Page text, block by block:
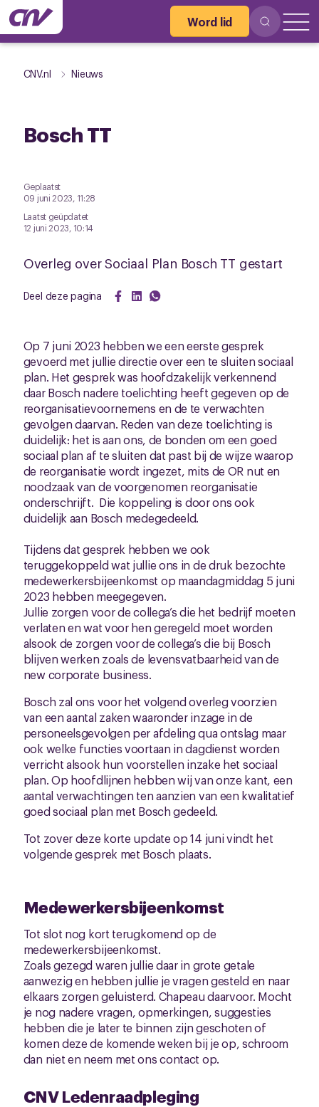
Word lid
CNV.nl Nieuws
Bosch TT
Geplaatst
09 juni 2023, 11:28
Laatst geüpdatet
12 juni 2023, 10:14
Overleg over Sociaal Plan Bosch TT gestart
Deel deze pagina
Op 7 juni 2023 hebben we een eerste gesprek
gevoerd met jullie directie over een te sluiten sociaal
plan. Het gesprek was hoofdzakelijk verkennend
daar Bosch nadere toelichting heeft gegeven op de
reorganisatievoornemens en de te verwachten
gevolgen daarvan. Reden van deze toelichting is
duidelijk: het is aan ons, de bonden om een goed
sociaal plan af te sluiten dat past bij de wijze waarop
de reorganisatie wordt ingezet, mits de OR nut en
noodzaak van de voorgenomen reorganisatie
onderschrijft. Die koppeling is door ons ook
duidelijk aan Bosch medegedeeld.
Tijdens dat gesprek hebben we ook
teruggekoppeld wat jullie ons in de druk bezochte
medewerkersbijeenkomst op maandagmiddag 5 juni
2023 hebben meegegeven.
Jullie zorgen voor de collega’s die het bedrijf moeten
verlaten en wat voor hen geregeld moet worden
alsook de zorgen voor de collega’s die bij Bosch
blijven werken zoals de levensvatbaarheid van de
new corporate business.
Bosch zal ons voor het volgend overleg voorzien
van een aantal zaken waaronder inzage in de
personeelsgevolgen per afdeling qua ontslag maar
ook welke functies voortaan in dagdienst worden
verricht alsook hun voorstellen inzake het sociaal
plan. Op hoofdlijnen hebben wij van onze kant, een
aantal verwachtingen ten aanzien van een kwalitatief
goed sociaal plan met Bosch gedeeld.
Tot zover deze korte update op 14 juni vindt het
volgende gesprek met Bosch plaats.
Medewerkersbijeenkomst
Tot slot nog kort terugkomend op de
medewerkersbijeenkomst.
Zoals gezegd waren jullie daar in grote getale
aanwezig en hebben jullie je vragen gesteld en naar
elkaars zorgen geluisterd. Chapeau daarvoor. Mocht
je nog nadere vragen, opmerkingen, suggesties
hebben die je later te binnen zijn geschoten of
komen deze de komende weken bij je op, schroom
dan niet en neem met ons contact op.
CNV Ledenraadpleging